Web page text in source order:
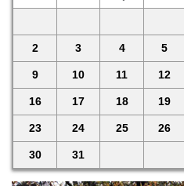
2 3 4 5
9 10 11 12
16 17 18 19
23 24 25 26
30 31